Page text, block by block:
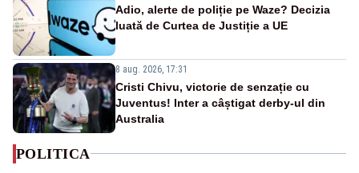
Adio, alerte de poliție pe Waze? Decizia
luată de Curtea de Justiție a UE
8 aug. 2026, 17:31
Cristi Chivu, victorie de senzație cu
Juventus! Inter a câștigat derby-ul din
Australia
POLITICA